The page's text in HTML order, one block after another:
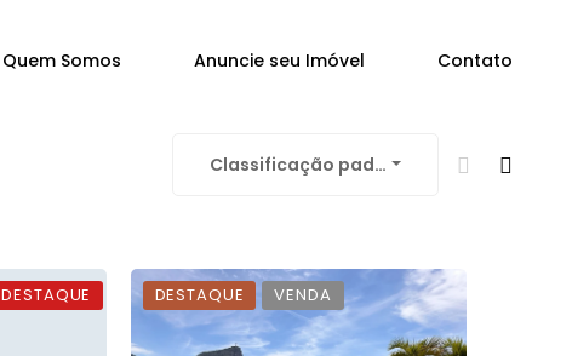
Quem Somos Anuncie seu Imóvel Contato
Classificação padrão
DESTAQUE DESTAQUE VENDA